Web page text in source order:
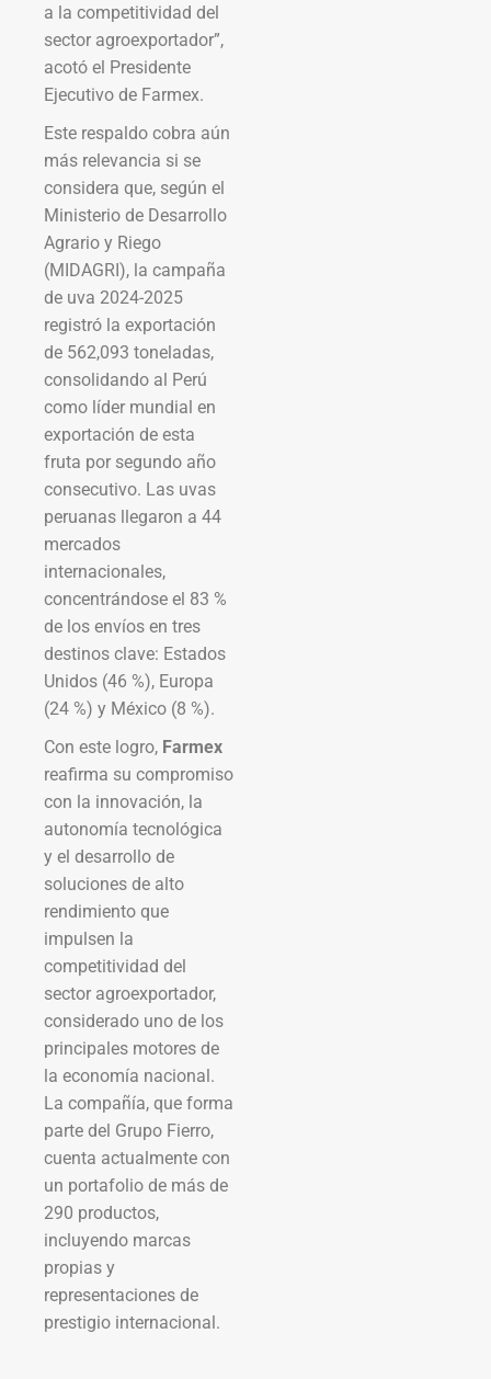
a la competitividad del
sector agroexportador”,
acotó el Presidente
Ejecutivo de Farmex.
Este respaldo cobra aún
más relevancia si se
considera que, según el
Ministerio de Desarrollo
Agrario y Riego
(MIDAGRI), la campaña
de uva 2024-2025
registró la exportación
de 562,093 toneladas,
consolidando al Perú
como líder mundial en
exportación de esta
fruta por segundo año
consecutivo. Las uvas
peruanas llegaron a 44
mercados
internacionales,
concentrándose el 83 %
de los envíos en tres
destinos clave: Estados
Unidos (46 %), Europa
(24 %) y México (8 %).
Con este logro, Farmex
reafirma su compromiso
con la innovación, la
autonomía tecnológica
y el desarrollo de
soluciones de alto
rendimiento que
impulsen la
competitividad del
sector agroexportador,
considerado uno de los
principales motores de
la economía nacional.
La compañía, que forma
parte del Grupo Fierro,
cuenta actualmente con
un portafolio de más de
290 productos,
incluyendo marcas
propias y
representaciones de
prestigio internacional.